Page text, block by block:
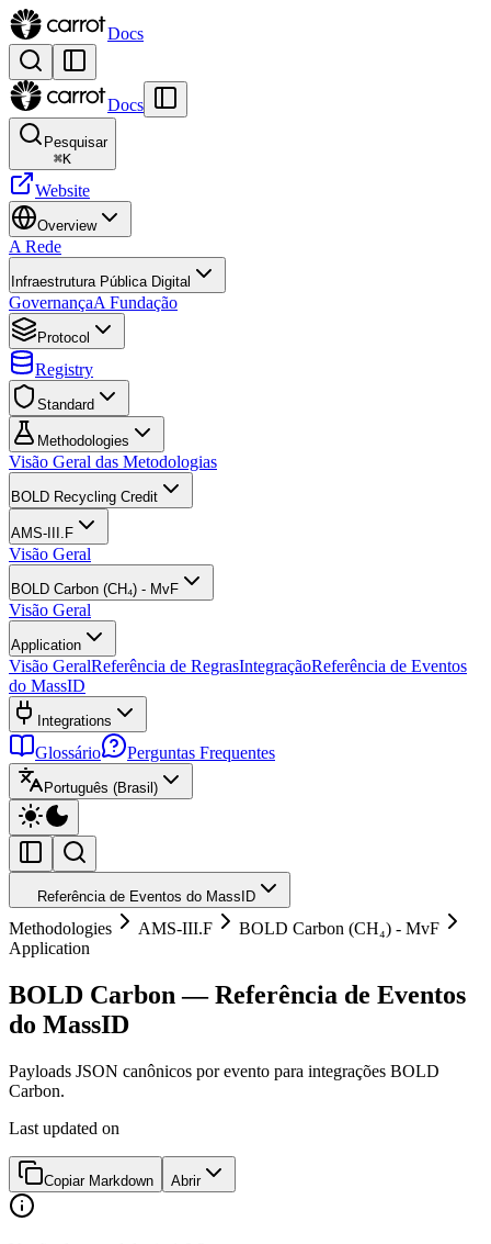
Docs
Docs
Pesquisar
⌘K
Website
Overview
A Rede
Infraestrutura Pública Digital
GovernançaA Fundação
Protocol
Registry
Standard
Methodologies
Visão Geral das Metodologias
BOLD Recycling Credit
AMS-III.F
Visão Geral
BOLD Carbon (CH₄) - MvF
Visão Geral
Application
Visão GeralReferência de RegrasIntegraçãoReferência de Eventos
do MassID
Integrations
Glossário Perguntas Frequentes
Português (Brasil)
Referência de Eventos do MassID
Methodologies AMS-III.F
BOLD Carbon (CH₄) - MvF
Application
BOLD Carbon — Referência de Eventos
do MassID
Payloads JSON canônicos por evento para integrações BOLD
Carbon.
Last updated on
Copiar Markdown Abrir